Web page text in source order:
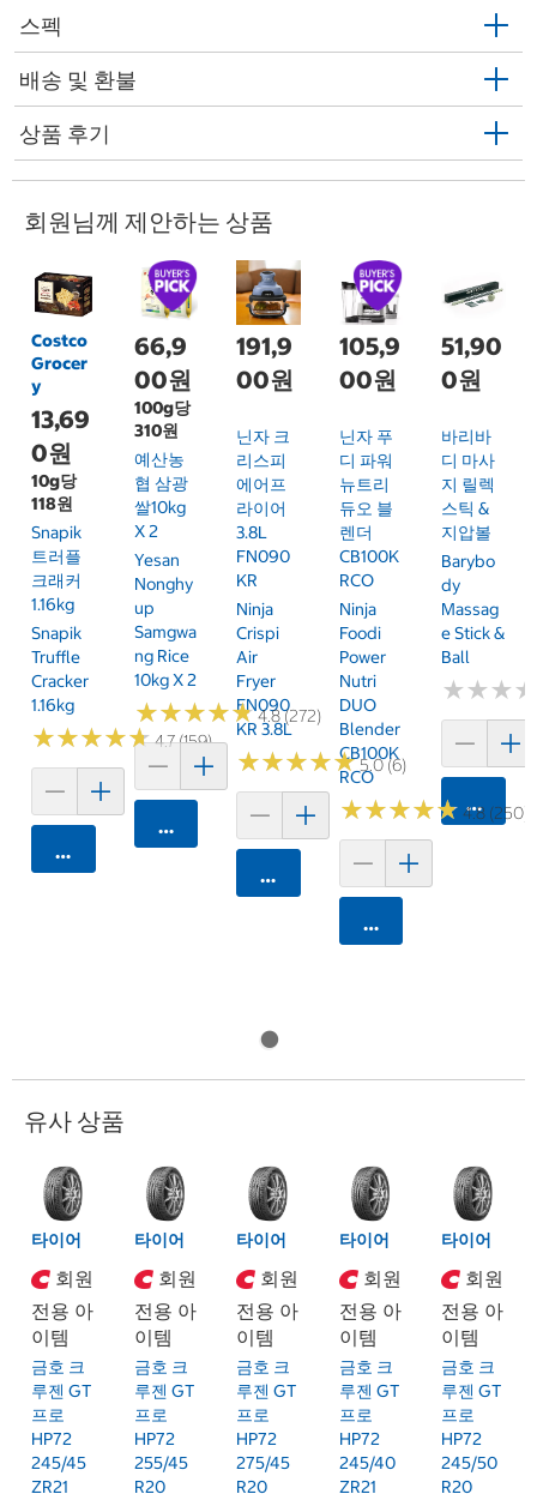
스펙
배송 및 환불
상품 후기
회원님께 제안하는 상품
Costco
Grocer
y
13,69
0원
10g당
118원
Snapik
트러플
크래커
1.16kg
Snapik
Truffle
Cracker
1.16kg
★★★★★
★★★★★4.7 (159)
카트에 담기
66,9
00원
100g당
310원
예산농
협 삼광
쌀10kg
X 2
Yesan
Nonghy
Up
Samgwa
Ng Rice
10kg X 2
★★★★★
★★★★★4.8 (272)
카트에 담기
191,9
00원
닌자 크
리스피
에어프
라이어
3.8L
FN090
KR
Ninja
Crispi
Air
Fryer
FN090
KR 3.8L
★★★★★
★★★★★5.0 (6)
카트에 담기
105,9
00원
닌자 푸
디 파워
뉴트리
듀오 블
렌더
CB100K
RCO
Ninja
Foodi
Power
Nutri
DUO
Blender
CB100K
RCO
★★★★★
★★★★★ 4.8 (250)
카트에 담기
51,90
0원
바리바
디 마사
지 릴렉
스틱 &
지압볼
Barybo
Dy
Massag
E Stick &
Ball
★★★
★★★
카트에
유사 상품
타이어
회원
전용 아
이템
금호 크
루젠 GT
프로
HP72
245/45
ZR21
타이어
회원
전용 아
이템
금호 크
루젠 GT
프로
HP72
255/45
R20
타이어
회원
전용 아
이템
금호 크
루젠 GT
프로
HP72
275/45
R20
타이어
회원
전용 아
이템
금호 크
루젠 GT
프로
HP72
245/40
ZR21
타이어
회원
전용 아
이템
금호 크
루젠 GT
프로
HP72
245/50
R20